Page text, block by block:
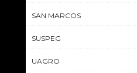
SAN MARCOS
SUSPEG
UAGRO